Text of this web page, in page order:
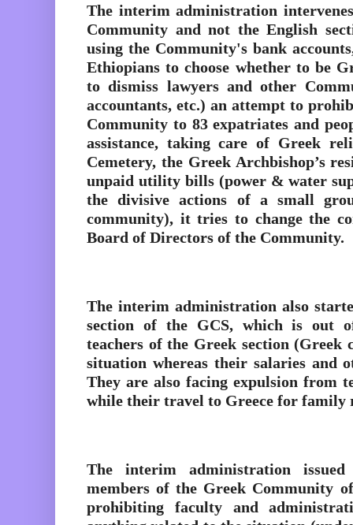
The interim administration
Community and not the English
using the Community's bank
Ethiopians to choose whether to be
to dismiss lawyers and other
accountants, etc.) an attempt to
Community to 83 expatriates and
assistance, taking care of Greek
Cemetery, the Greek Archbishop’s
unpaid utility bills (power & water
the divisive actions of a small
community), it tries to change the
Board of Directors of the Community.
The interim administration also
section of the GCS, which is out
teachers of the Greek section (Greek
situation whereas their salaries and
They are also facing expulsion from
while their travel to Greece for family
The interim administration
members of the Greek Community
prohibiting faculty and